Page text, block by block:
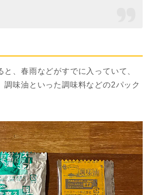
と、春雨などがすでに入っていて、
調味油といった調味料などの2パック